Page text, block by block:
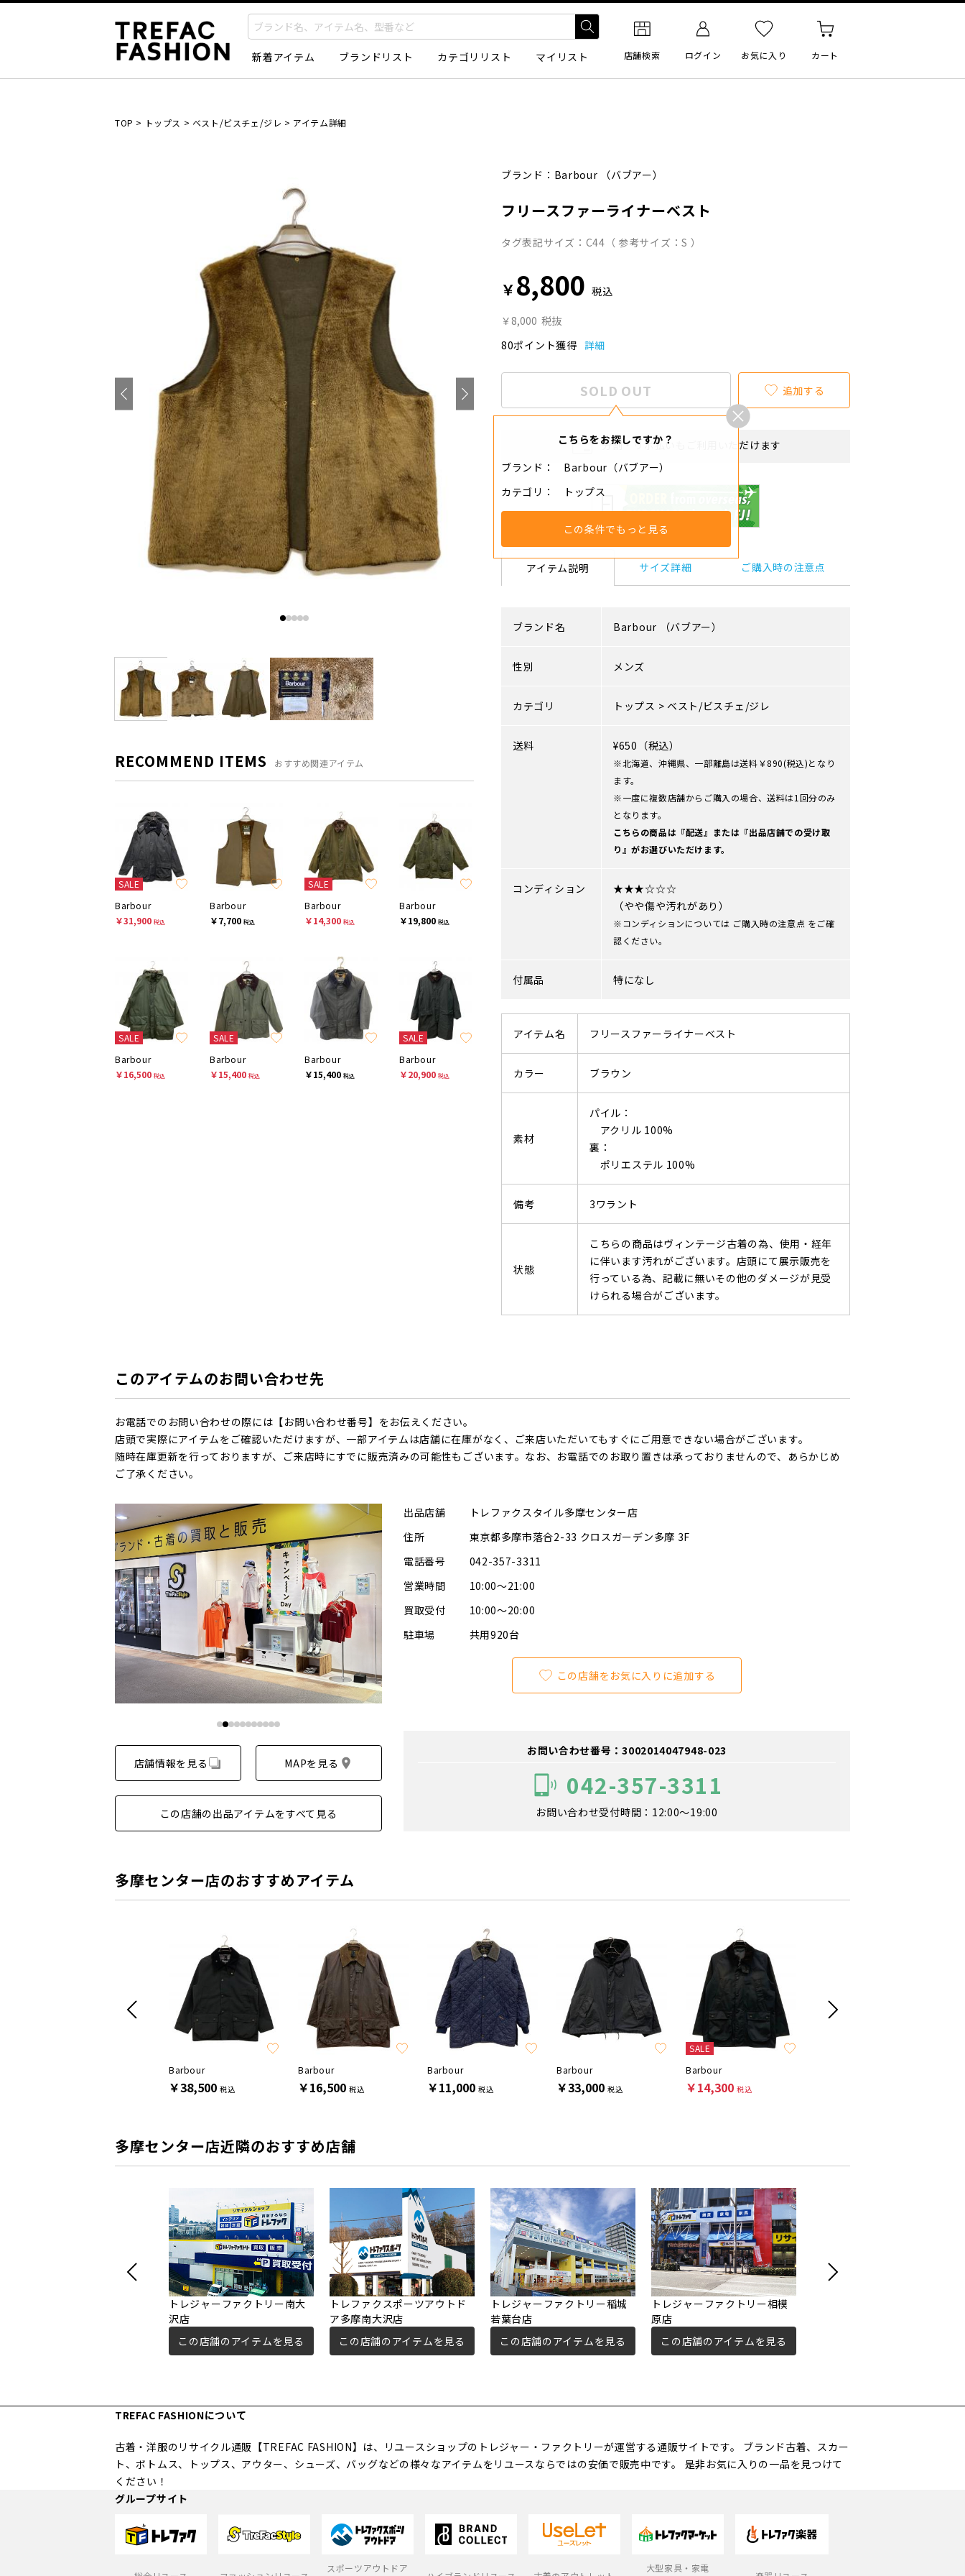
新着アイテム ブランドリスト カテゴリリスト マイリスト 店舗検索 ログイン お気に入り カート
TOP > トップス > ベスト/ビスチェ/ジレ > アイテム詳細
RECOMMEND ITEMS おすすめ関連アイテム
SALE
Barbour
￥31,900 税込
Barbour
￥7,700 税込
SALE
Barbour
￥14,300 税込
Barbour
￥19,800 税込
SALE
Barbour
￥16,500 税込
SALE
Barbour
￥15,400 税込
Barbour
￥15,400 税込
SALE
Barbour
￥20,900 税込
ブランド： Barbour （バブアー）
フリースファーライナーベスト
タグ表記サイズ：C44（ 参考サイズ：S ）
￥8,800 税込
￥8,000 税抜
80ポイント獲得 詳細
SOLD OUT
こちらをお探しですか？
ブランド
Barbour（バブアー）
カテゴリ
トップス
この条件でもっと見る
追加する
分割・リボ払いもご利用いただけます
アイテム説明 サイズ詳細 ご購入時の注意点
ブランド名 Barbour （バブアー）
性別 メンズ
カテゴリ トップス > ベスト/ビスチェ/ジレ
送料 ¥650（税込）
※北海道、沖縄県、一部離島は送料￥890(税込)となり
ます。
※一度に複数店舗からご購入の場合、送料は1回分のみ
となります。
こちらの商品は『配送』または『出品店舗での受け取
り』がお選びいただけます。
コンディション
★★★☆☆☆
（やや傷や汚れがあり）
※コンディションについては ご購入時の注意点 をご確
認ください。
付属品 特になし
アイテム名 フリースファーライナーベスト
カラー ブラウン
素材
パイル：
アクリル 100%
裏：
ポリエステル 100%
備考 3ワラント
状態
こちらの商品はヴィンテージ古着の為、使用・経年
に伴います汚れがございます。店頭にて展示販売を
行っている為、記載に無いその他のダメージが見受
けられる場合がございます。
このアイテムのお問い合わせ先
お電話でのお問い合わせの際には【お問い合わせ番号】をお伝えください。
店頭で実際にアイテムをご確認いただけますが、一部アイテムは店舗に在庫がなく、ご来店いただいてもすぐにご用意できない場合がございます。
随時在庫更新を行っておりますが、ご来店時にすでに販売済みの可能性もございます。なお、お電話でのお取り置きは承っておりませんので、あらかじめ
ご了承ください。
店舗情報を見る MAPを見る
この店舗の出品アイテムをすべて見る
出品店舗
トレファクスタイル多摩センター店
住所
東京都多摩市落合2-33 クロスガーデン多摩 3F
電話番号
042-357-3311
営業時間
10:00～21:00
買取受付
10:00～20:00
駐車場
共用920台
この店舗をお気に入りに追加する
お問い合わせ番号：3002014047948-023
042-357-3311
お問い合わせ受付時間：12:00～19:00
多摩センター店のおすすめアイテム
Barbour
￥38,500 税込
Barbour
￥16,500 税込
Barbour
￥11,000 税込
Barbour
￥33,000 税込
SALE
Barbour
￥14,300 税込
多摩センター店近隣のおすすめ店舗
トレジャーファクトリー南大
沢店
この店舗のアイテムを見る
トレファクスポーツアウトド
ア多摩南大沢店
この店舗のアイテムを見る
トレジャーファクトリー稲城
若葉台店
この店舗のアイテムを見る
トレジャーファクトリー相模
原店
この店舗のアイテムを見る
TREFAC FASHIONについて
古着・洋服のリサイクル通販【TREFAC FASHION】は、リユースショップのトレジャー・ファクトリーが運営する通販サイトです。 ブランド古着、スカー
ト、ボトムス、トップス、アウター、シューズ、バッグなどの様々なアイテムをリユースならではの安価で販売中です。 是非お気に入りの一品を見つけて
ください！
グループサイト
スポーツアウトドア 大型家具・家電